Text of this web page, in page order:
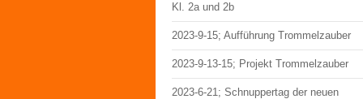
Kl. 2a und 2b
2023-9-15; Aufführung Trommelzauber
2023-9-13-15; Projekt Trommelzauber
2023-6-21; Schnuppertag der neuen